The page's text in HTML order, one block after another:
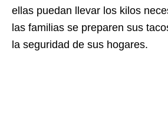
ellas puedan llevar los kilos
las familias se preparen sus
la seguridad de sus hogares.